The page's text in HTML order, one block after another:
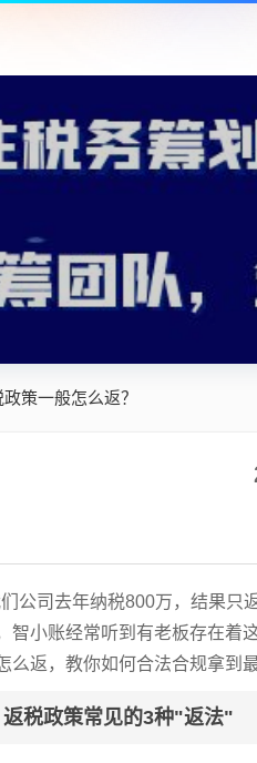
策一般怎么返？
公司去年纳税800万，结果只
智小账经常听到有老板存在着
么返，教你如何合法合规拿到
返税政策常见的3种"返法"